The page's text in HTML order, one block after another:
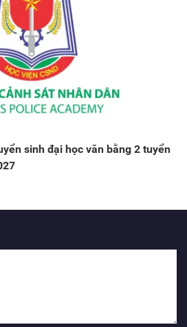
sinh đại học văn bằng 2 tuyển